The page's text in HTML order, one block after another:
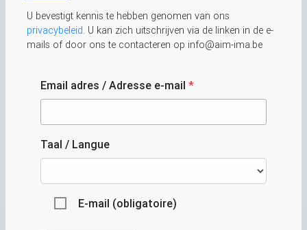
U bevestigt kennis te hebben genomen van ons
privacybeleid. U kan zich uitschrijven via de linken in de e-
mails of door ons te contacteren op info@aim-ima.be
Email adres / Adresse e-mail *
Taal / Langue
E-mail (obligatoire)